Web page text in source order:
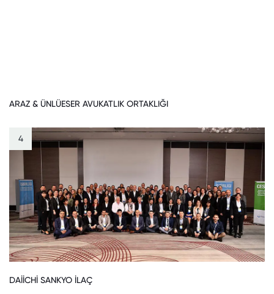
ARAZ & ÜNLÜESER AVUKATLIK ORTAKLIĞI
4
DAİİCHİ SANKYO İLAÇ